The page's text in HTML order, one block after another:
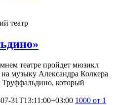
театр
театре пройдет мюзикл
музыку Александра Колкера
Труффальдино, который
31T13:11:00+03:00 1000 от 1